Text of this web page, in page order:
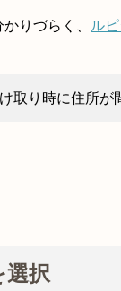
りづらく、 ル
取り時に住所が
選択